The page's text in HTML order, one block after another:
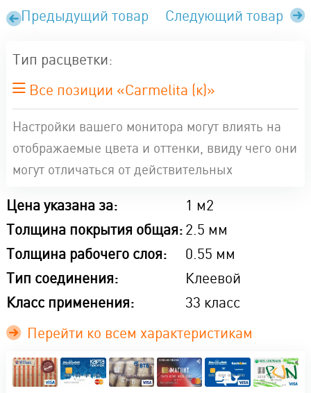
Предыдущий товар Следующий товар
Тип расцветки:
Все позиции «Carmelita (к)»
Настройки вашего монитора могут влиять на
отображаемые цвета и оттенки, ввиду чего они
могут отличаться от действительных
Цена указана за:
1 м2
Толщина покрытия общая:2.5 мм
Толщина рабочего слоя:
0.55 мм
Тип соединения:
Клеевой
Класс применения:
33 класс
Перейти ко всем характеристикам